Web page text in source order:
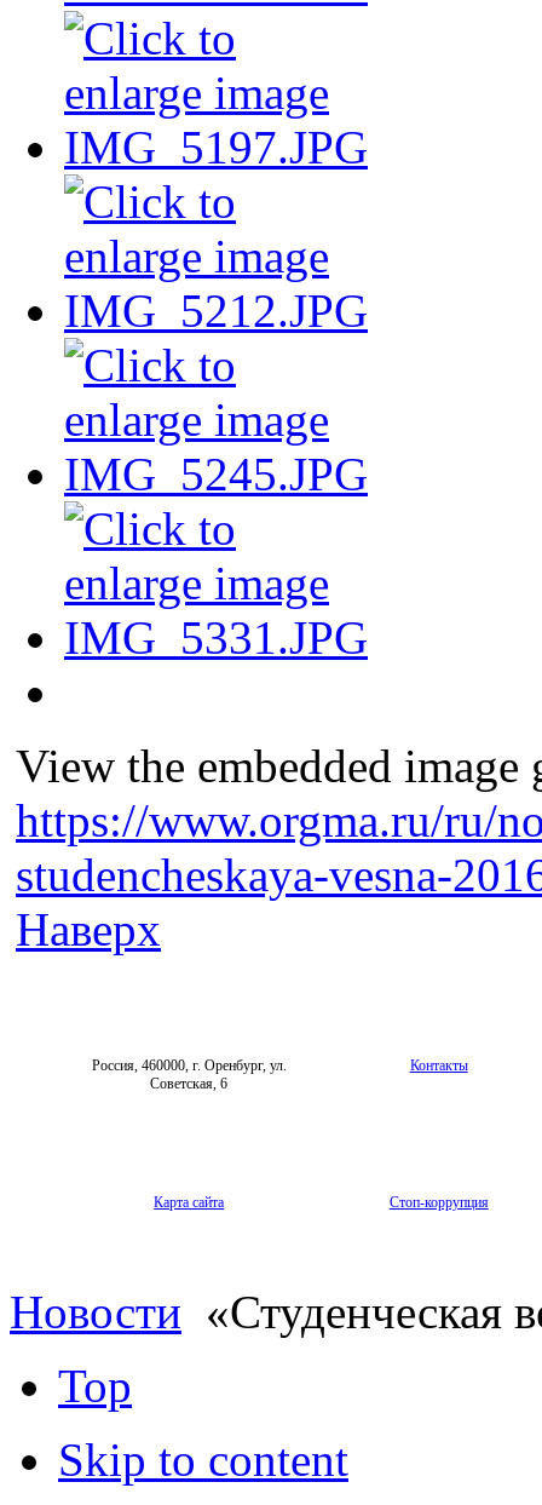
View the embedded
https://www.orgma.ru/ru/
studencheskaya-vesna-
Наверх
Россия, 460000, г. Оренбург, ул.
Советская, 6
Контакты
Карта сайта Стоп-коррупция
Новости «Студенческая
Top
Skip to content